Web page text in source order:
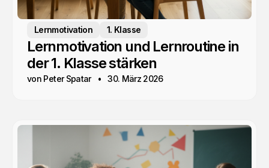
Lernmotivation 1. Klasse
Lernmotivation und Lernroutine in
der 1. Klasse stärken
von Peter Spatar 30. März 2026